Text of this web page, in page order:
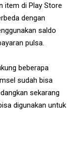
item di Play Store
dengan
saldo
pulsa.
beberapa
sudah bisa
sekarang
digunakan untuk